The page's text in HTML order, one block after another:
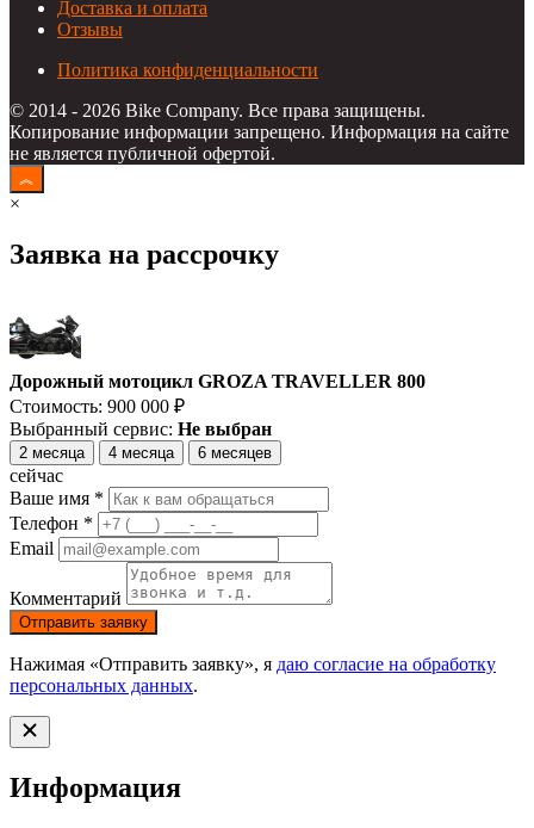
Доставка и оплата
Отзывы
Политика конфиденциальности
© 2014 - 2026 Bike Company. Все права защищены.
Копирование информации запрещено. Информация на сайте
не является публичной офертой.
×
Заявка на рассрочку
Дорожный мотоцикл GROZA TRAVELLER 800
Стоимость: 900 000 ₽
Выбранный сервис: Не выбран
2 месяца 4 месяца 6 месяцев
сейчас
Ваше имя *
Телефон *
Email
Комментарий
Отправить заявку
Нажимая «Отправить заявку», я даю согласие на обработку
персональных данных.
Информация